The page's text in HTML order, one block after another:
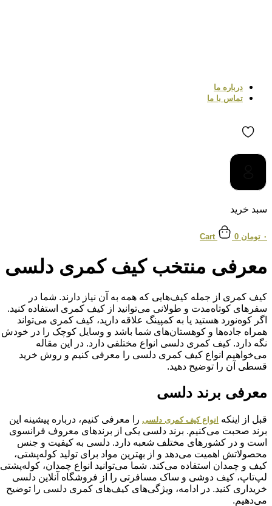
درباره ما
تماس با ما
سبد خرید
تومان 0
Cart
معرفی منتخب کیف کمری دلسی
کیف کمری از جمله کیف‌هایی که همه به آن نیاز دارند. شما در
سفرهای کوتاه‌مدت و طولانی می‌توانید از کیف کمری استفاده کنید.
اگر کوه‌نورد هستید یا به کمپینگ علاقه دارید، کیف کمری می‌تواند
همراه جاده‌ها و کوهستان‌‌های شما باشد و وسایل کوچک را در خودش
نگه دارد. کیف‌ کمری دلسی انواع مختلفی دارد. در این مقاله
می‌خواهیم انواع کیف کمری دلسی را معرفی کنیم و روش خرید
قسطی آن را توضیح دهید.
معرفی برند دلسی
قبل از اینکهانواع کیف کمری دلسیرا معرفی کنیم، درباره پیشینه این
برند صحبت می‌کنیم. برند دلسی یکی از برندهای معروف فرانسوی
است و در کشورهای مختلف شعبه دارد. دلسی به کیفیت و جنس
محصولاتش اهمیت می‌دهد و از بهترین مواد برای تولید کوله‌پشتی،
کیف و چمدان استفاده می‌کند. شما می‌توانید انواع چمدان، کوله‌پشتی
لپ‌تاپ، کیف دوشی و ساک مسافرتی را از فروشگاه آنلاین دلسی
خریداری کنید. در ادامه، ویژگی‌های کیف‌های کمری دلسی را توضیح
می‌دهیم.